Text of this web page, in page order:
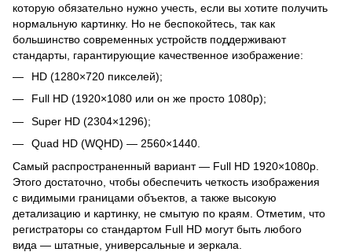
которую обязательно нужно учесть, если вы хотите получить
нормальную картинку. Но не беспокойтесь, так как
большинство современных устройств поддерживают
стандарты, гарантирующие качественное изображение:
HD (1280×720 пикселей);
Full HD (1920×1080 или он же просто 1080p);
Super HD (2304×1296);
Quad HD (WQHD) — 2560×1440.
Самый распространенный вариант — Full HD 1920×1080p.
Этого достаточно, чтобы обеспечить четкость изображения
с видимыми границами объектов, а также высокую
детализацию и картинку, не смытую по краям. Отметим, что
регистраторы со стандартом Full HD могут быть любого
вида — штатные, универсальные и зеркала.